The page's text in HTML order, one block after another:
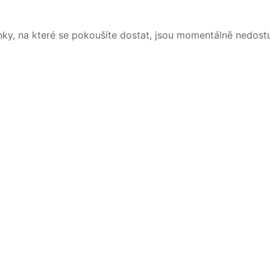
na které se pokoušíte dostat, jsou momentálně